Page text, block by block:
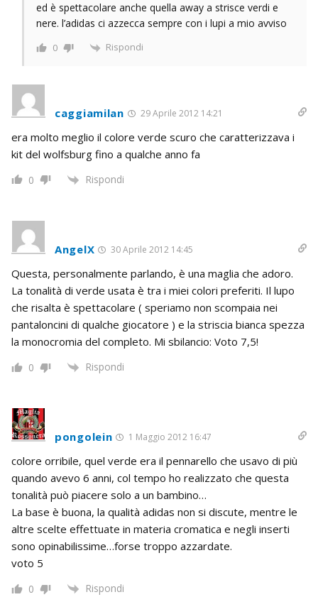
ed è spettacolare anche quella away a strisce verdi e
nere. l’adidas ci azzecca sempre con i lupi a mio avviso
0 Rispondi
caggiamilan 29 Aprile 2012 14:21
era molto meglio il colore verde scuro che caratterizzava i
kit del wolfsburg fino a qualche anno fa
0 Rispondi
AngelX 30 Aprile 2012 14:45
Questa, personalmente parlando, è una maglia che adoro.
La tonalità di verde usata è tra i miei colori preferiti. Il lupo
che risalta è spettacolare ( speriamo non scompaia nei
pantaloncini di qualche giocatore ) e la striscia bianca spezza
la monocromia del completo. Mi sbilancio: Voto 7,5!
0 Rispondi
pongolein 1 Maggio 2012 16:47
colore orribile, quel verde era il pennarello che usavo di più
quando avevo 6 anni, col tempo ho realizzato che questa
tonalità può piacere solo a un bambino…
La base è buona, la qualità adidas non si discute, mentre le
altre scelte effettuate in materia cromatica e negli inserti
sono opinabilissime…forse troppo azzardate.
voto 5
0 Rispondi